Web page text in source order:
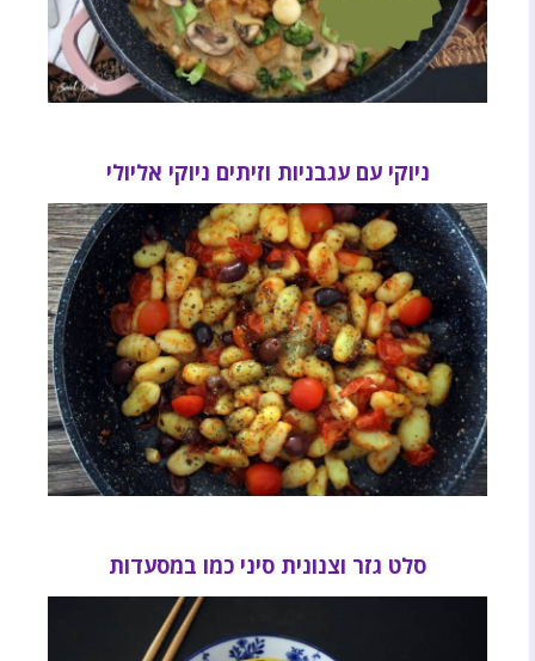
ניוקי עם עגבניות וזיתים ניוקי אליולי
סלט גזר וצנונית סיני כמו במסעדות